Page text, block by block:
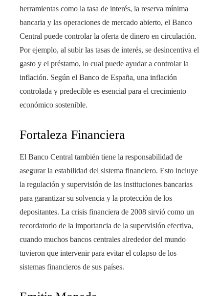
herramientas como la tasa de interés, la reserva mínima
bancaria y las operaciones de mercado abierto, el Banco
Central puede controlar la oferta de dinero en circulación.
Por ejemplo, al subir las tasas de interés, se desincentiva el
gasto y el préstamo, lo cual puede ayudar a controlar la
inflación. Según el Banco de España, una inflación
controlada y predecible es esencial para el crecimiento
económico sostenible.
Fortaleza Financiera
El Banco Central también tiene la responsabilidad de
asegurar la estabilidad del sistema financiero. Esto incluye
la regulación y supervisión de las instituciones bancarias
para garantizar su solvencia y la protección de los
depositantes. La crisis financiera de 2008 sirvió como un
recordatorio de la importancia de la supervisión efectiva,
cuando muchos bancos centrales alrededor del mundo
tuvieron que intervenir para evitar el colapso de los
sistemas financieros de sus países.